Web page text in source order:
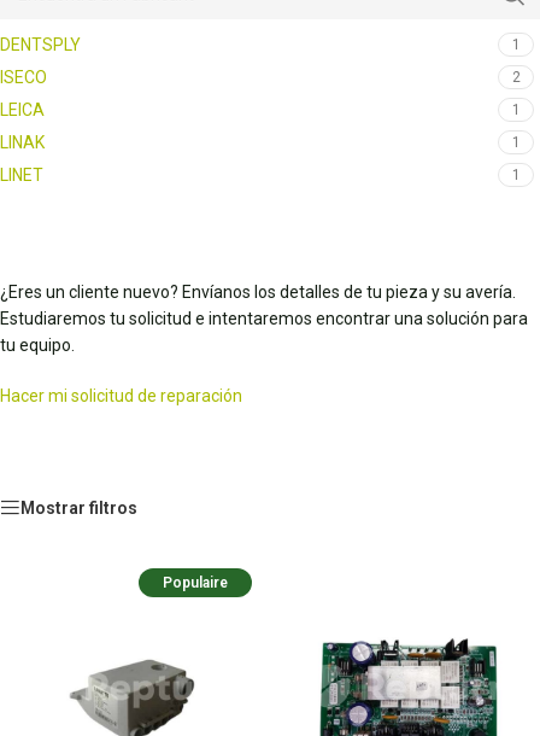
DENTSPLY 1
ISECO 2
LEICA 1
LINAK 1
LINET 1
¿Eres un cliente nuevo? Envíanos los detalles de tu pieza y su avería.
Estudiaremos tu solicitud e intentaremos encontrar una solución para
tu equipo.
Hacer mi solicitud de reparación
Mostrar filtros
Populaire